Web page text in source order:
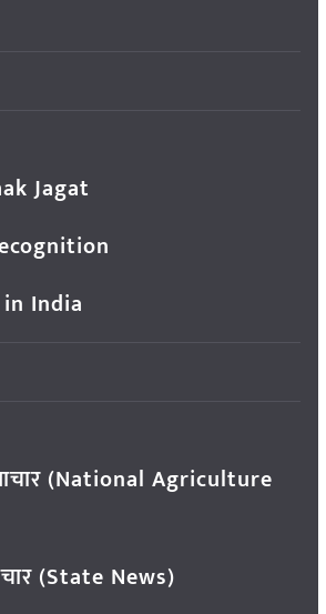
Jagat
India
(National Agriculture
(State News)